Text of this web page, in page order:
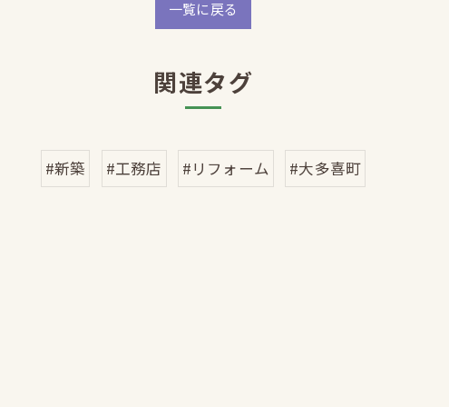
一覧に戻る
関連タグ
#新築 #工務店 #リフォーム #大多喜町